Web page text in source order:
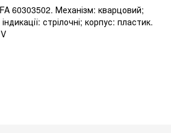
60303502. Механізм: кварцовий;
стрілочні; корпус: пластик.